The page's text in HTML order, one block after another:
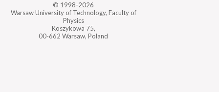
© 1998-2026
Warsaw University of Technology, Faculty of
Physics
Koszykowa 75,
00-662 Warsaw, Poland